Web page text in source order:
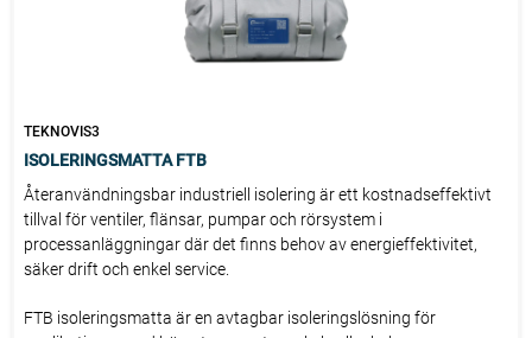
TEKNOVIS3
ISOLERINGSMATTA FTB
Återanvändningsbar industriell isolering är ett kostnadseffektivt
tillval för ventiler, flänsar, pumpar och rörsystem i
processanläggningar där det finns behov av energieffektivitet,
säker drift och enkel service.
FTB isoleringsmatta är en avtagbar isoleringslösning för